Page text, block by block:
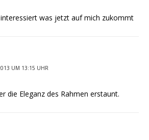
was jetzt auf mich zukommt
UM 13:15 UHR
die Eleganz des Rahmen erstaunt.